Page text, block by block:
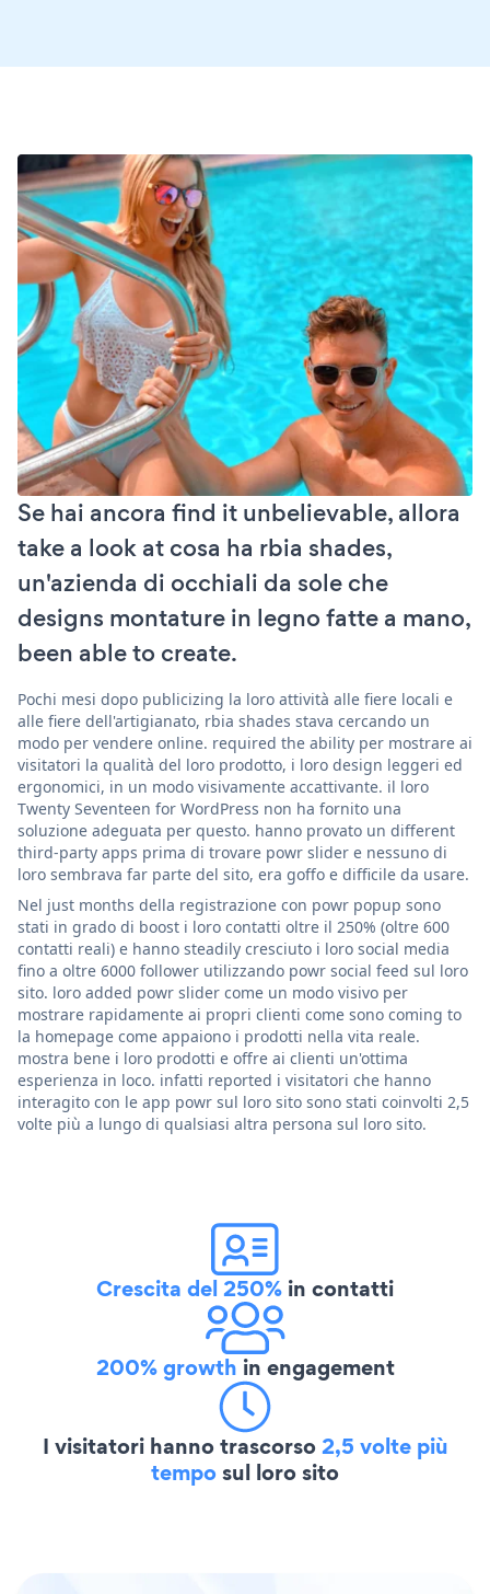
Se hai ancora find it unbelievable, allora
take a look at cosa ha rbia shades,
un'azienda di occhiali da sole che
designs montature in legno fatte a mano,
been able to create.
Pochi mesi dopo publicizing la loro attività alle fiere locali e
alle fiere dell'artigianato, rbia shades stava cercando un
modo per vendere online. required the ability per mostrare ai
visitatori la qualità del loro prodotto, i loro design leggeri ed
ergonomici, in un modo visivamente accattivante. il loro
Twenty Seventeen for WordPress non ha fornito una
soluzione adeguata per questo. hanno provato un different
third-party apps prima di trovare powr slider e nessuno di
loro sembrava far parte del sito, era goffo e difficile da usare.
Nel just months della registrazione con powr popup sono
stati in grado di boost i loro contatti oltre il 250% (oltre 600
contatti reali) e hanno steadily cresciuto i loro social media
fino a oltre 6000 follower utilizzando powr social feed sul loro
sito. loro added powr slider come un modo visivo per
mostrare rapidamente ai propri clienti come sono coming to
la homepage come appaiono i prodotti nella vita reale.
mostra bene i loro prodotti e offre ai clienti un'ottima
esperienza in loco. infatti reported i visitatori che hanno
interagito con le app powr sul loro sito sono stati coinvolti 2,5
volte più a lungo di qualsiasi altra persona sul loro sito.
Crescita del 250% in contatti
200% growth in engagement
I visitatori hanno trascorso2,5 volte più
temposul loro sito